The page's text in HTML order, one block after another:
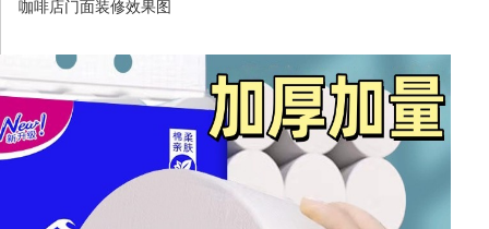
咖啡店门面装修效果图